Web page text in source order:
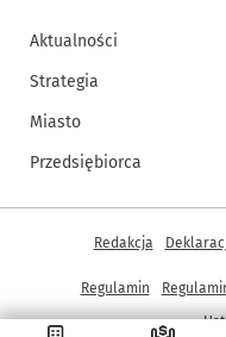
Aktualności
Strategia
Miasto
Przedsiębiorca
Inne
Redakcja
Regulamin